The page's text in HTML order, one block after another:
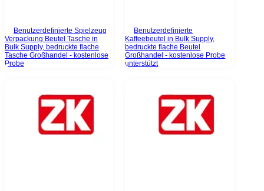
Benutzerdefinierte Spielzeug
Verpackung Beutel Tasche in
Bulk Supply, bedruckte flache
Tasche Großhandel - kostenlose
Probe
Benutzerdefinierte
Kaffeebeutel in Bulk Supply,
bedruckte flache Beutel
Großhandel - kostenlose Probe
unterstützt